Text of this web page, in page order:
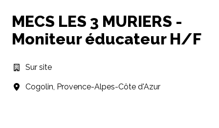
MECS LES 3 MURIERS -
Moniteur éducateur H/F
Sur site
Cogolin Provence-Alpes-Côte d'Azur